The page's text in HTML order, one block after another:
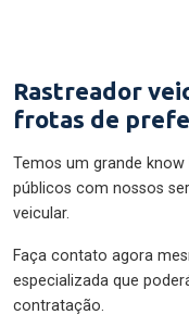
Rastreador
frotas de
Temos um grande
públicos com nossos
veicular.
Faça contato agora
especializada que
contratação.